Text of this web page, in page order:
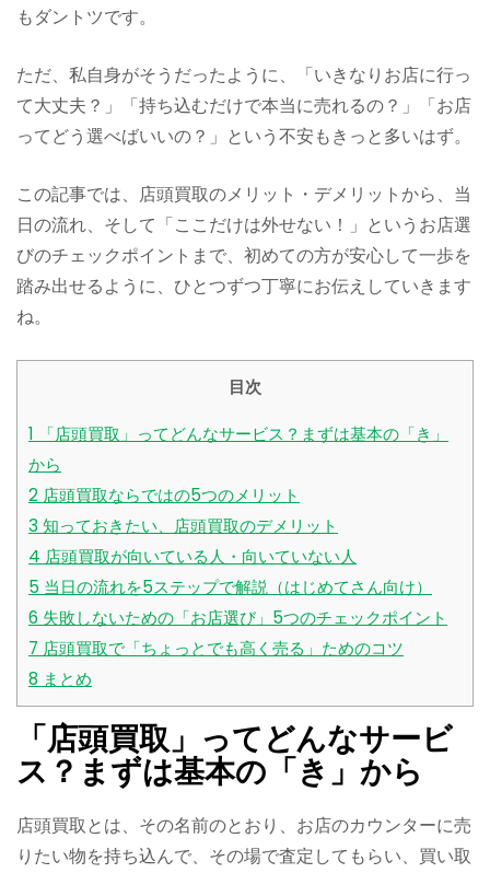
もダントツです。
ただ、私自身がそうだったように、「いきなりお店に行っ
て大丈夫？」「持ち込むだけで本当に売れるの？」「お店
ってどう選べばいいの？」という不安もきっと多いはず。
この記事では、店頭買取のメリット・デメリットから、当
日の流れ、そして「ここだけは外せない！」というお店選
びのチェックポイントまで、初めての方が安心して一歩を
踏み出せるように、ひとつずつ丁寧にお伝えしていきます
ね。
目次
1 「店頭買取」ってどんなサービス？まずは基本の「き」
から
2 店頭買取ならではの5つのメリット
3 知っておきたい、店頭買取のデメリット
4 店頭買取が向いている人・向いていない人
5 当日の流れを5ステップで解説（はじめてさん向け）
6 失敗しないための「お店選び」5つのチェックポイント
7 店頭買取で「ちょっとでも高く売る」ためのコツ
8 まとめ
「店頭買取」ってどんなサービ
ス？まずは基本の「き」から
店頭買取とは、その名前のとおり、お店のカウンターに売
りたい物を持ち込んで、その場で査定してもらい、買い取